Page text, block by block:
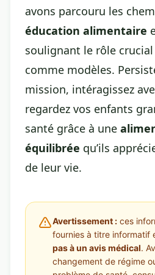
avons parcouru les
éducation alimentaire
soulignant le rôle
comme modèles.
mission, intéragissez
regardez vos enfants
santé grâce à une
équilibrée qu’ils
de leur vie.
Avertissement : ces
fournies à titre informatif
pas à un avis médical.
changement de régime